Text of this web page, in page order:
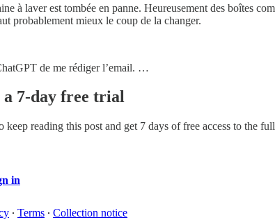
à laver est tombée en panne. Heureusement des boîtes
probablement mieux le coup de la changer.
de me rédiger l’email. …
7-day free trial
keep reading this post and get 7 days of free access to the
in
∙ Terms ∙ Collection notice